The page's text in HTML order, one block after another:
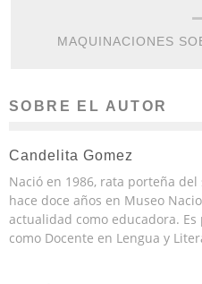
MAQUINACIONES
SOBRE EL AUTOR
Candelita Gomez
Nació en 1986, rata porteña
hace doce años en Museo
actualidad como educadora.
como Docente en Lengua y